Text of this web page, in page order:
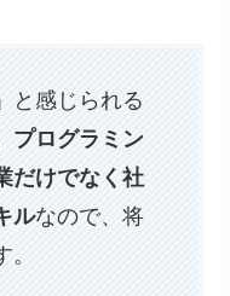
と感じられる
プログラミン
だけでなく社
ルなので、将